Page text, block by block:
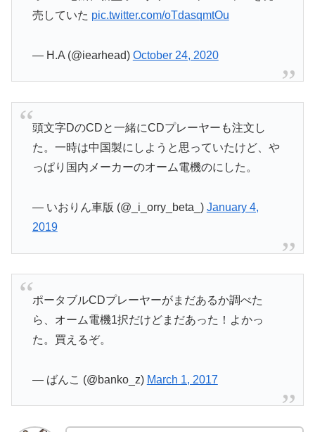
売していた pic.twitter.com/oTdasqmtOu
— H.A (@iearhead) October 24, 2020
頭文字DのCDと一緒にCDプレーヤーも注文し
た。一時は中国製にしようと思っていたけど、や
っぱり国内メーカーのオーム電機のにした。
— いおりん車版 (@_i_orry_beta_) January 4,
2019
ポータブルCDプレーヤーがまだあるか調べた
ら、オーム電機1択だけどまだあった！よかっ
た。買えるぞ。
— ばんこ (@banko_z) March 1, 2017